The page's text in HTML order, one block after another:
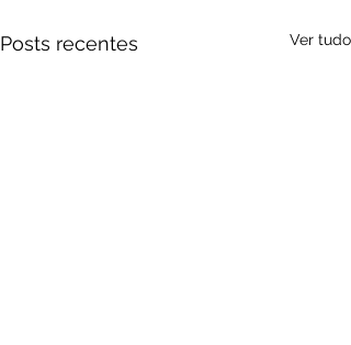
Posts recentes Ver tudo